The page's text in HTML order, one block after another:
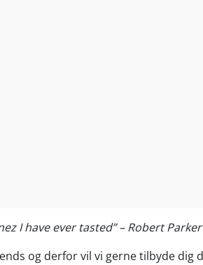
I have ever tasted” – Robert Parker
og derfor vil vi gerne tilbyde dig